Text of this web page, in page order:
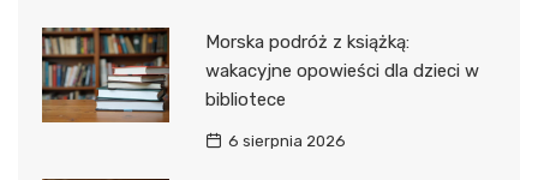
Morska podróż z książką:
wakacyjne opowieści dla dzieci w
bibliotece
6 sierpnia 2026